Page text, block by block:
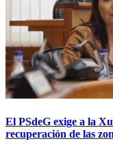
El PSdeG exige a la
recuperación de las